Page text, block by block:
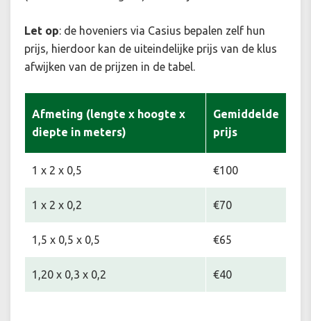
Let op: de hoveniers via Casius bepalen zelf hun
prijs, hierdoor kan de uiteindelijke prijs van de klus
afwijken van de prijzen in de tabel.
Afmeting (lengte x hoogte x
diepte in meters)
Gemiddelde
prijs
1 x 2 x 0,5 €100
1 x 2 x 0,2 €70
1,5 x 0,5 x 0,5 €65
1,20 x 0,3 x 0,2 €40